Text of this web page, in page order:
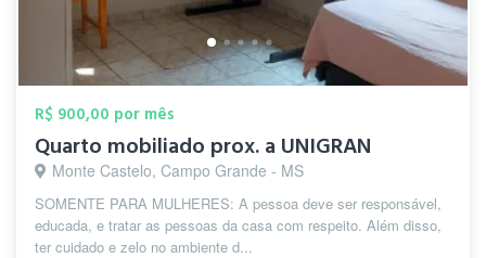
R$ 900,00 por mês
Quarto mobiliado prox. a UNIGRAN
Monte Castelo, Campo Grande - MS
SOMENTE PARA MULHERES: A pessoa deve ser responsável,
educada, e tratar as pessoas da casa com respeito. Além disso,
ter cuidado e zelo no ambiente d...